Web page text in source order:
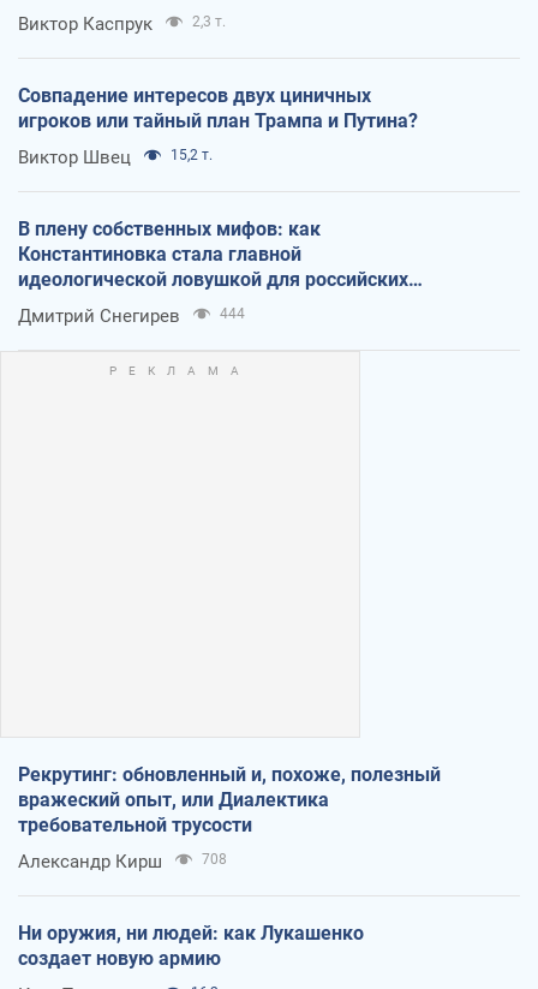
Виктор Каспрук 2,3 т.
Совпадение интересов двух циничных
игроков или тайный план Трампа и Путина?
Виктор Швец 15,2 т.
В плену собственных мифов: как
Константиновка стала главной
идеологической ловушкой для российских
оккупантов
Дмитрий Снегирев 444
Рекрутинг: обновленный и, похоже, полезный
вражеский опыт, или Диалектика
требовательной трусости
Александр Кирш 708
Ни оружия, ни людей: как Лукашенко
создает новую армию